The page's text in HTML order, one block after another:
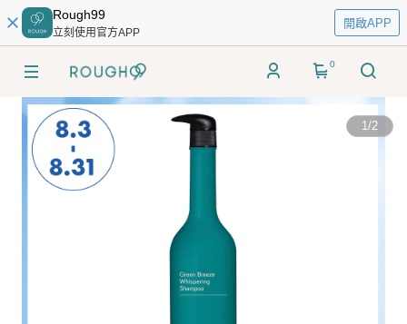
Rough99
立刻使用官方APP
開啟APP
0
1/2